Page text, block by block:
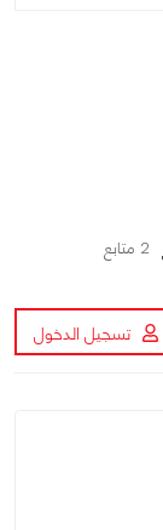
2 متابع
تسجيل الدخول